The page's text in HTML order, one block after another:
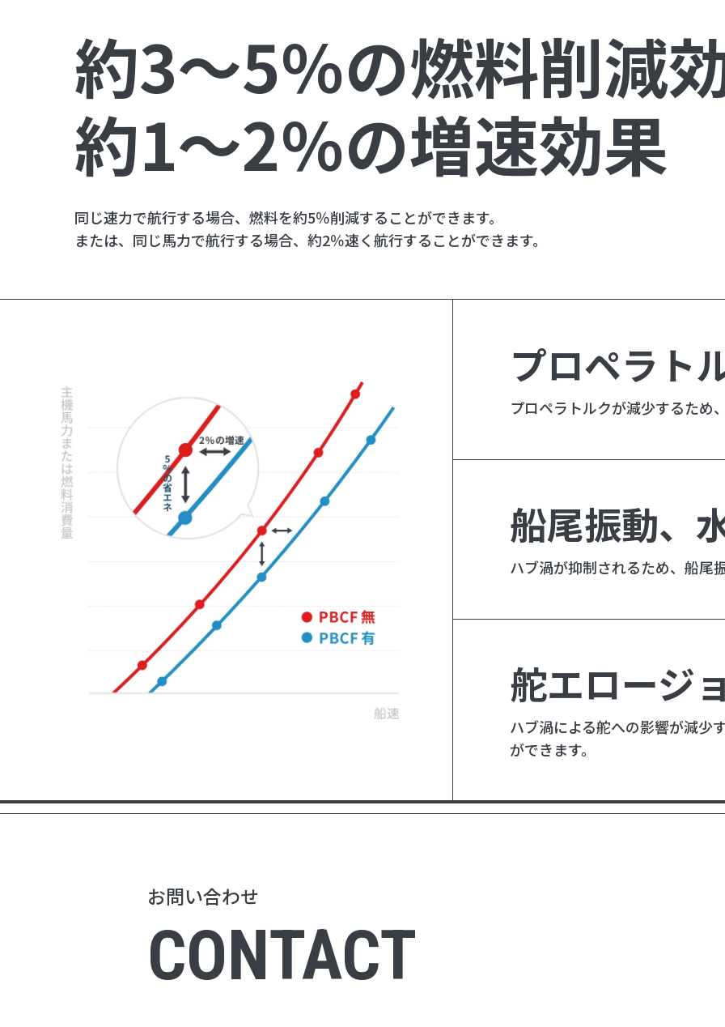
約3～5％の燃料削減
約1～2％の増速効果
同じ速力で航行する場合、燃料を約5％削減することができます。
または、同じ馬力で航行する場合、約2％速く航行することができます。
プロペラト
プロペラトルクが減少するため
船尾振動、
ハブ渦が抑制されるため、船尾
舵エロージ
ハブ渦による舵への影響が減少
ができます。
お問い合わせ
CONTACT